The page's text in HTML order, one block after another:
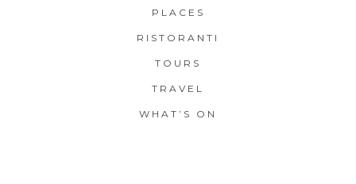
PLACES
RISTORANTI
TOURS
TRAVEL
WHAT’S ON